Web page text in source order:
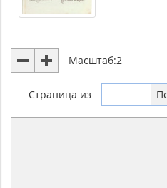
Масштаб:2
Страница из